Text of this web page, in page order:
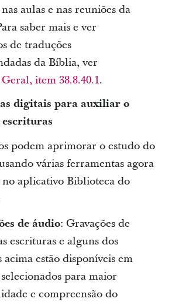
aulas e nas reuniões da
saber mais e ver
de traduções
da Bíblia, ver
item 38.8.40.1.
digitais para auxiliar o
escrituras
podem aprimorar o estudo do
várias ferramentas agora
aplicativo Biblioteca do
de áudio: Gravações de
escrituras e alguns dos
acima estão disponíveis em
para maior
e compreensão do